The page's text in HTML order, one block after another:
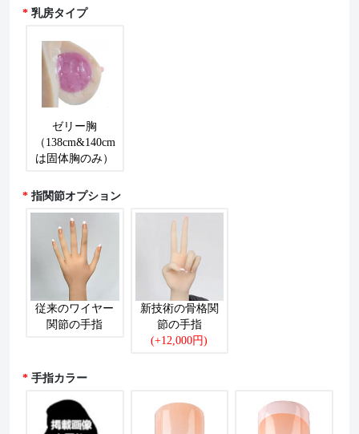
乳房タイプ
ゼリー胸
（138cm&140cm
は固体胸のみ）
指関節オプション
従来のワイヤー
関節の手指
新技術の骨格関
節の手指
(+12,000円)
手指カラー